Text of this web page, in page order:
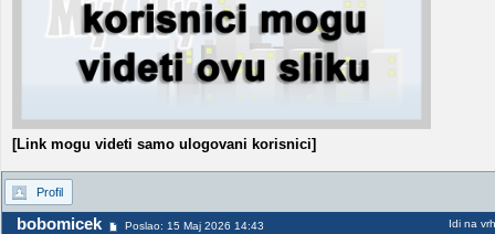
[Link mogu videti samo ulogovani korisnici]
Profil
bobomicek Poslao: 15 Maj 2026 14:43 Idi na vrh